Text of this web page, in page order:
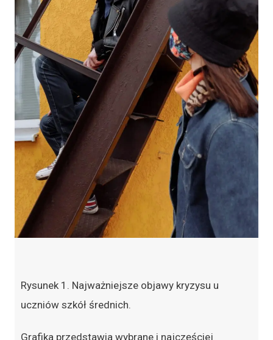
Rysunek 1. Najważniejsze objawy kryzysu u
uczniów szkół średnich.
Grafika przedstawia wybrane i najczęściej